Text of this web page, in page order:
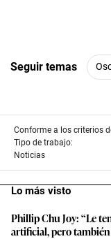
Seguir temas
Conforme a los criterios
Tipo de trabajo:
Noticias
Lo más visto
Phillip Chu Joy: “Le
artificial, pero